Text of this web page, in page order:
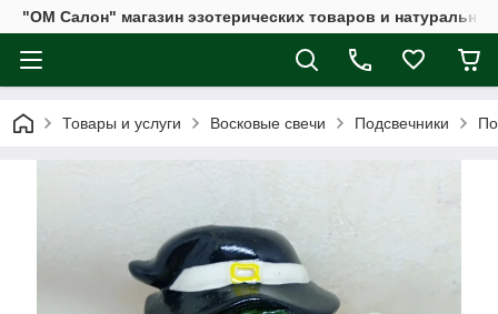
"ОМ Салон" магазин эзотерических товаров и
Товары и услуги Восковые свечи Подсвечники